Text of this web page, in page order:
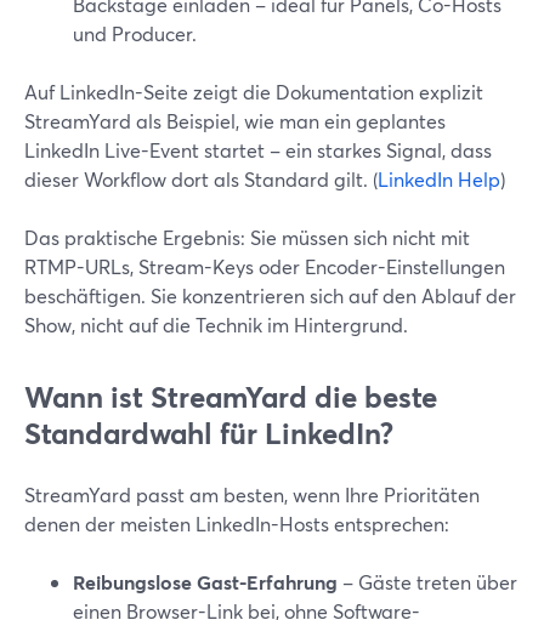
und Producer.
Auf LinkedIn-Seite zeigt die Dokumentation explizit
StreamYard als Beispiel, wie man ein geplantes
LinkedIn Live-Event startet – ein starkes Signal, dass
dieser Workflow dort als Standard gilt. (LinkedIn Help)
Das praktische Ergebnis: Sie müssen sich nicht mit
RTMP-URLs, Stream-Keys oder Encoder-Einstellungen
beschäftigen. Sie konzentrieren sich auf den Ablauf der
Show, nicht auf die Technik im Hintergrund.
Wann ist StreamYard die beste
Standardwahl für LinkedIn?
StreamYard passt am besten, wenn Ihre Prioritäten
denen der meisten LinkedIn-Hosts entsprechen:
Reibungslose Gast-Erfahrung – Gäste treten über
einen Browser-Link bei, ohne Software-